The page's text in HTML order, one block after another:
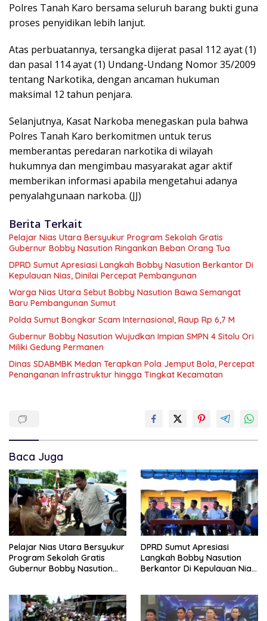
Polres Tanah Karo bersama seluruh barang bukti guna
proses penyidikan lebih lanjut.
Atas perbuatannya, tersangka dijerat pasal 112 ayat (1)
dan pasal 114 ayat (1) Undang-Undang Nomor 35/2009
tentang Narkotika, dengan ancaman hukuman
maksimal 12 tahun penjara.
Selanjutnya, Kasat Narkoba menegaskan pula bahwa
Polres Tanah Karo berkomitmen untuk terus
memberantas peredaran narkotika di wilayah
hukumnya dan mengimbau masyarakat agar aktif
memberikan informasi apabila mengetahui adanya
penyalahgunaan narkoba. (JJ)
Berita Terkait
Pelajar Nias Utara Bersyukur Program Sekolah Gratis
Gubernur Bobby Nasution Ringankan Beban Orang Tua
DPRD Sumut Apresiasi Langkah Bobby Nasution Berkantor Di
Kepulauan Nias, Dinilai Percepat Pembangunan
Warga Nias Utara Sebut Bobby Nasution Bawa Semangat
Baru Pembangunan Sumut
Polda Sumut Bongkar Scam Internasional, Raup Rp 6,7 M
Gubernur Bobby Nasution Wujudkan Impian SMPN 4 Sitolu Ori
Miliki Gedung Permanen
Dinas SDABMBK Medan Terapkan Pola Jemput Bola, Percepat
Penanganan Infrastruktur hingga Tingkat Kecamatan
Baca Juga
Pelajar Nias Utara Bersyukur
Program Sekolah Gratis
Gubernur Bobby Nasution
DPRD Sumut Apresiasi
Langkah Bobby Nasution
Berkantor Di Kepulauan Nias,